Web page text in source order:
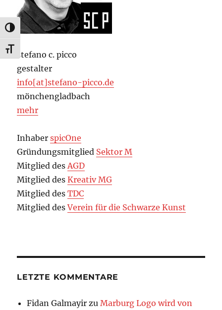
UMSCHALTEN AUF HOHE KONTRASTE
SCHRIFT VERGRÖSSERN
stefano c. picco
gestalter
info[at]stefano-picco.de
mönchengladbach
mehr
InhaberspicOne
Gründungsmitglied Sektor M
Mitglied desAGD
Mitglied desKreativ MG
Mitglied desTDC
Mitglied desVerein für die Schwarze Kunst
LETZTE KOMMENTARE
Fidan Galmayir zuMarburg Logo wird von